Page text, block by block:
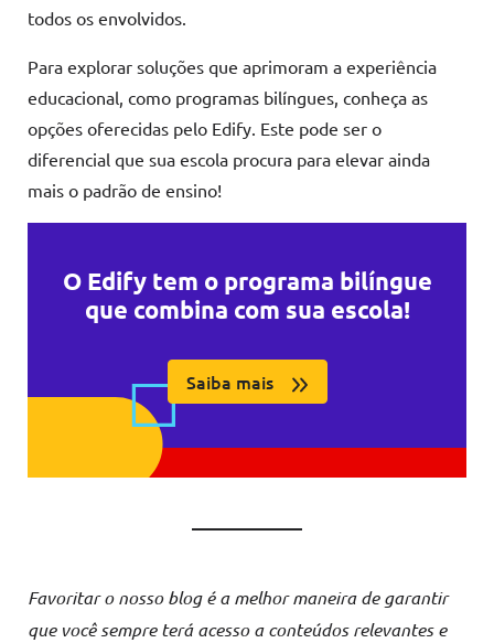
todos os envolvidos.
Para explorar soluções que aprimoram a experiência
educacional, como programas bilíngues, conheça as
opções oferecidas pelo Edify. Este pode ser o
diferencial que sua escola procura para elevar ainda
mais o padrão de ensino!
O Edify tem o programa bilíngue
que combina com sua escola!
Saiba mais
Favoritar o nosso blog é a melhor maneira de garantir
que você sempre terá acesso a conteúdos relevantes e